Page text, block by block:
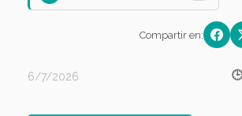
Compartir en:
6/7/2026